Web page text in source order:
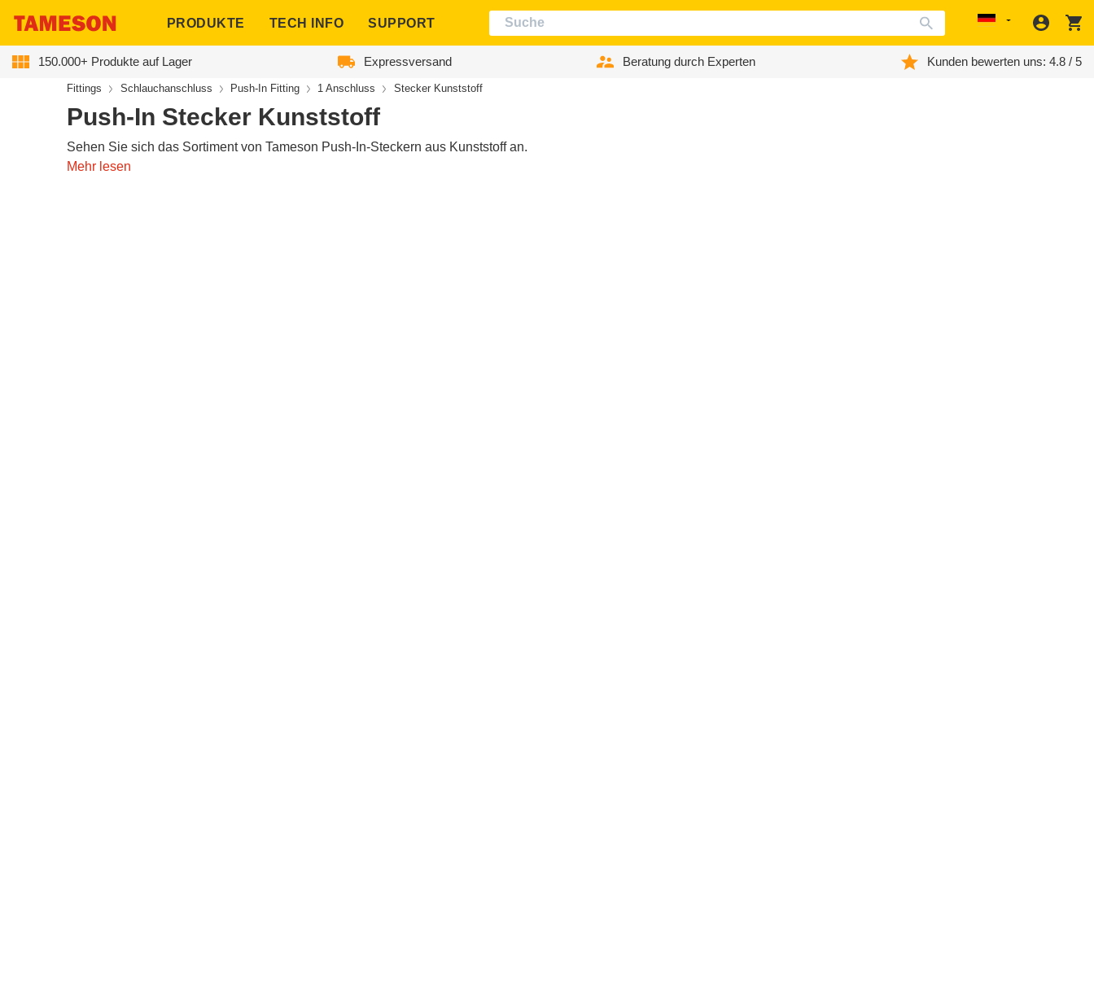
PRODUKTE TECH INFO SUPPORT Localization
150.000+ Produkte auf Lager Expressversand Beratung durch Experten Kunden bewerten uns: 4.8 / 5
Fittings Schlauchanschluss Push-In Fitting 1 Anschluss Stecker Kunststoff
Sammlung:
Push-In Stecker Kunststoff
Sehen Sie sich das Sortiment von Tameson Push-In-Steckern aus Kunststoff an.
Mehr lesen